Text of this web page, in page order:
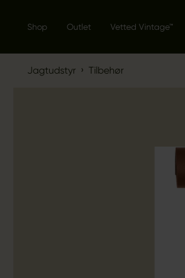
Shop Outlet Vetted Vintage™
Jagtudstyr › Tilbehør